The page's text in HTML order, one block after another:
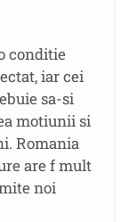
conditie
iar cei
sa-si
motiunii si
Romania
are f mult
noi